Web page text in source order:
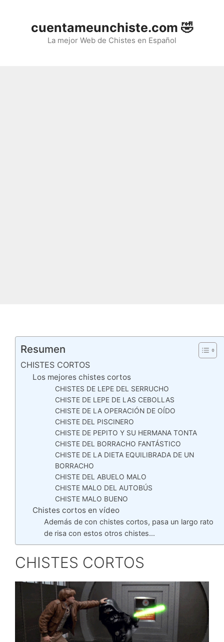
contenidocuentameunchiste.com 🤣
La mejor Web de Chistes en Español
Resumen
CHISTES CORTOS
Los mejores chistes cortos
CHISTES DE LEPE DEL SERRUCHO
CHISTE DE LEPE DE LAS CEBOLLAS
CHISTE DE LA OPERACIÓN DE OÍDO
CHISTE DEL PISCINERO
CHISTE DE PEPITO Y SU HERMANA TONTA
CHISTE DEL BORRACHO FANTÁSTICO
CHISTE DE LA DIETA EQUILIBRADA DE UN
BORRACHO
CHISTE DEL ABUELO MALO
CHISTE MALO DEL AUTOBÚS
CHISTE MALO BUENO
Chistes cortos en vídeo
Además de con chistes cortos, pasa un largo rato
de risa con estos otros chistes…
CHISTES CORTOS